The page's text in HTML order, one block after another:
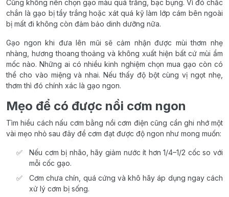
Cũng không nên chọn gạo màu quá trắng, bạc bụng. Vì đó chắc
chắn là gạo bị tẩy trắng hoặc xát quá kỹ làm lớp cám bên ngoài
bị mất đi không còn đảm bảo dinh dưỡng nữa.
Gạo ngon khi đưa lên mũi sẽ cảm nhận được mùi thơm nhẹ
nhàng, hương thoang thoảng và không xuất hiện bất cứ mùi ẩm
mốc nào. Những ai có nhiều kinh nghiệm chọn mua gạo còn có
thể cho vào miệng và nhai. Nếu thấy độ bột cùng vị ngọt nhẹ,
thơm thì đó chính xác là gạo ngon.
Mẹo để có được nồi cơm ngon
Tìm hiểu cách nấu cơm bằng nồi cơm điện cũng cần ghi nhớ một
vài mẹo nhỏ sau đây để cơm đạt được độ ngon như mong muốn:
Nếu cơm bị nhão, hãy giảm nước ít hơn 1/4–1/2 cốc so với
mỗi cốc gạo.
Cơm chưa chín, quá cứng và khô hãy áp dụng ngay cách
xử lý cơm bị sống.